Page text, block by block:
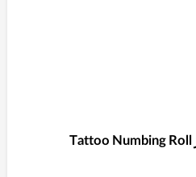
سلفون بی حسی تاتو فیبروز Tattoo Numbing Roll